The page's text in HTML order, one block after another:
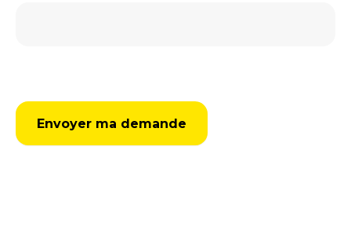
Envoyer ma demande